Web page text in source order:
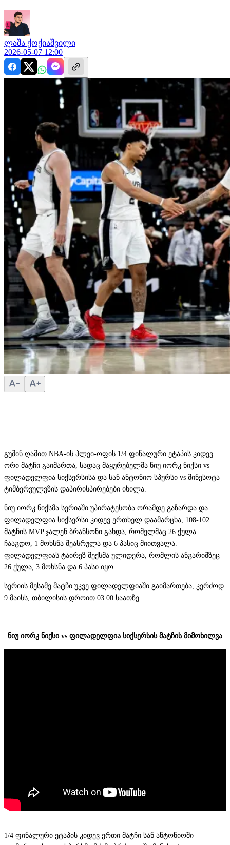
ლაშა ქოქიაშვილი
2026-05-07 12:00
გუშინ ღამით NBA-ის პლეი-ოფის 1/4 ფინალური ეტაპის კიდევ
ორი მატჩი გაიმართა, სადაც მაყურებელმა ნიუ იორკ ნიქსი vs
ფილადელფია სიქსერსისა და სან ანტონიო სპურსი vs მინესოტა
ტიმბერვულვზის დაპირისპირებები იხილა.
ნიუ იორკ ნიქსმა სერიაში უპირატესობა ორამდე გაზარდა და
ფილადელფია სიქსერსი კიდევ ერთხელ დაამარცხა, 108-102.
მატჩის MVP ჯალენ ბრანსონი გახდა, რომელმაც 26 ქულა
ჩააგდო, 1 მოხსნა შეასრულა და 6 პასიც მიითვალა.
ფილადელფიას ტაირეზ მექსმა ულიდერა, რომლის ანგარიშზეც
26 ქულა, 3 მოხსნა და 6 პასი იყო.
სერიის მესამე მატჩი უკვე ფილადელფიაში გაიმართება, კერძოდ
9 მაისს, თბილისის დროით 03:00 საათზე.
ნიუ იორკ ნიქსი vs ფილადელფია სიქსერსის მატჩის მიმოხილვა
1/4 ფინალური ეტაპის კიდევ ერთი მატჩი სან ანტონიოში